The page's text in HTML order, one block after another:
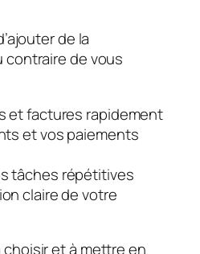
de la
contraire de vous
et factures rapidement
et vos paiements
tâches répétitives
claire de votre
et à mettre en